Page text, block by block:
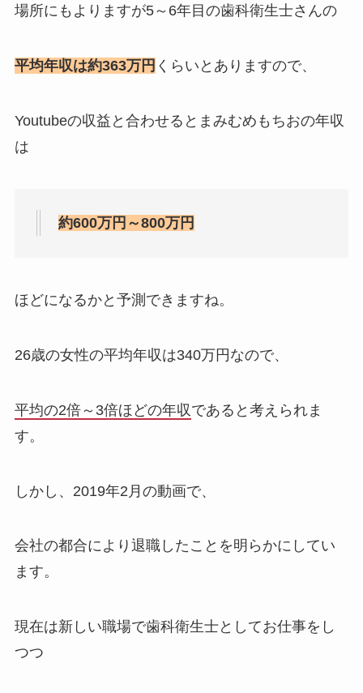
場所にもよりますが5～6年目の歯科衛生士さんの
平均年収は約363万円 くらいとありますので、
Youtubeの収益と合わせるとまみむめもちおの年収
は
約600万円～800万円
ほどになるかと予測できますね。
26歳の女性の平均年収は340万円なので、
平均の2倍～3倍ほどの年収 であると考えられま
す。
しかし、2019年2月の動画で、
会社の都合により退職したことを明らかにしてい
ます。
現在は新しい職場で歯科衛生士としてお仕事をし
つつ